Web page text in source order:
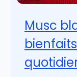
Musc